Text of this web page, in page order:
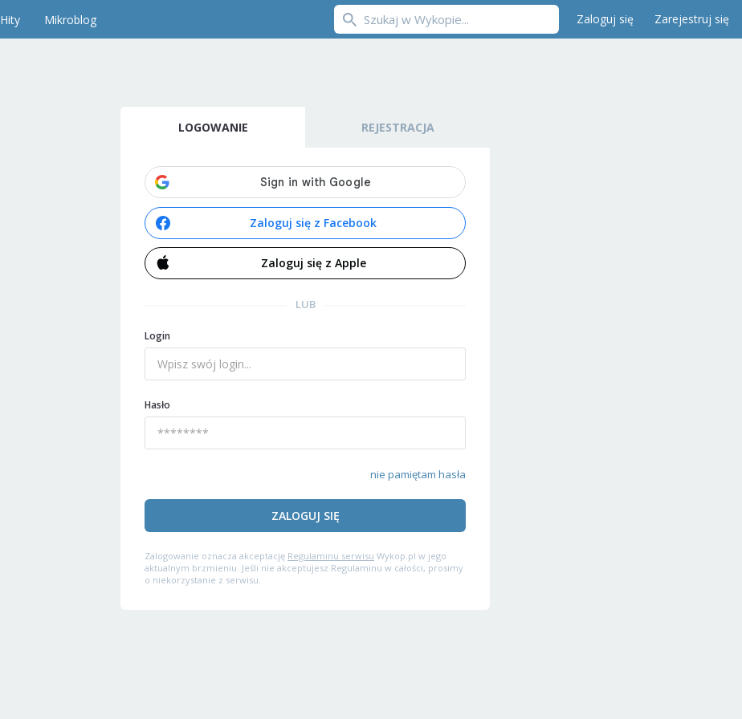
Hity Mikroblog Zaloguj się Zarejestruj się
LOGOWANIE REJESTRACJA
Zaloguj się z Facebook
Zaloguj się z Apple
LUB
Login
Hasło
nie pamiętam hasła
ZALOGUJ SIĘ
Zalogowanie oznacza akceptację Regulaminu serwisu Wykop.pl w jego
aktualnym brzmieniu. Jeśli nie akceptujesz Regulaminu w całości, prosimy
o niekorzystanie z serwisu.